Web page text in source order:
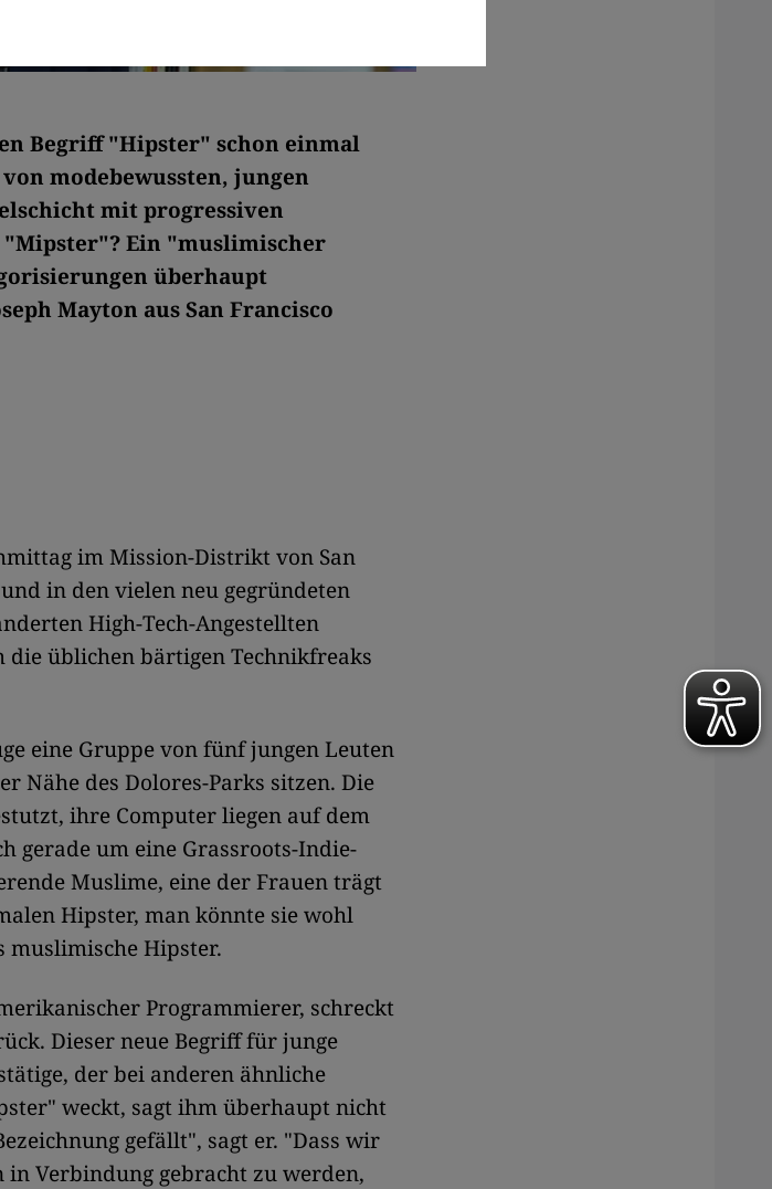
Begriff "Hipster" schon einmal
modebewussten, jungen
mit progressiven
"Mipster"? Ein "muslimischer
überhaupt
Mayton aus San Francisco
im Mission-Distrikt von San
in den vielen neu gegründeten
High-Tech-Angestellten
üblichen bärtigen Technikfreaks
eine Gruppe von fünf jungen Leuten
Nähe des Dolores-Parks sitzen. Die
ihre Computer liegen auf dem
gerade um eine Grassroots-Indie-
Muslime, eine der Frauen trägt
Hipster, man könnte sie wohl
muslimische Hipster.
Programmierer, schreckt
Dieser neue Begriff für junge
der bei anderen ähnliche
weckt, sagt ihm überhaupt nicht
gefällt", sagt er. "Dass wir
Verbindung gebracht zu werden,